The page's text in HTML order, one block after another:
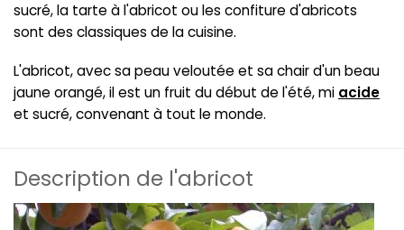
sucré, la tarte à l'abricot ou les confiture d'abricots
sont des classiques de la cuisine.
L'abricot, avec sa peau veloutée et sa chair d'un beau
jaune orangé, il est un fruit du début de l'été, mi acide
et sucré, convenant à tout le monde.
Description de l'abricot